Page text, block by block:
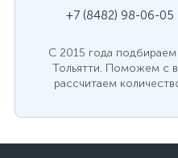
+7 (8482) 98-06-05
С 2015 года
Тольятти. Поможем с
рассчитаем